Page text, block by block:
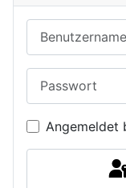
Angemeldet